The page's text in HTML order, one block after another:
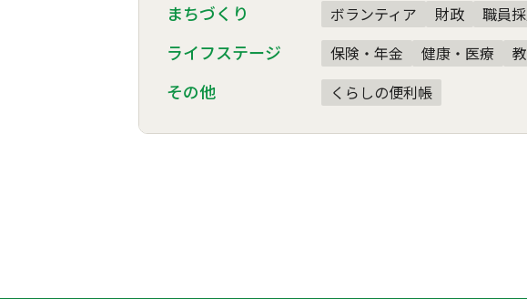
まちづくり ボランティア 財政 職員
ライフステージ 保険・年金 健康・医療
その他 くらしの便利帳